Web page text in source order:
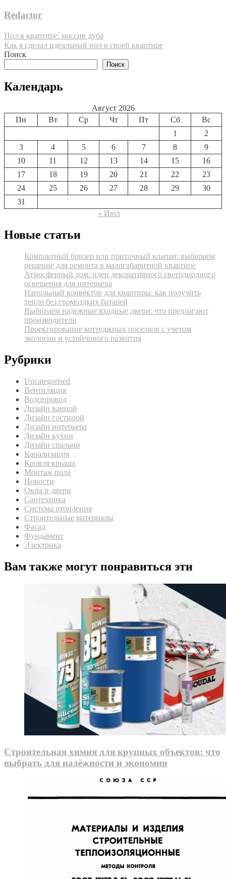
Redactor
Навигация
по
записям
Пол в квартире⁚ массив дуба
Как я сделал идеальный пол в своей квартире
Поиск
Поиск
Календарь
Август 2026
Пн
Вт Ср Чт Пт Сб
Вс
1
2
3
4 5 6 7 8
9
10
11 12 13 14 15
16
17
18 19 20 21 22
23
24
25 26 27 28 29
30
31
« Июл
Новые статьи
Компактный бризер или приточный клапан: выбираем
решение для ремонта в малогабаритной квартире
Атмосферный дом: идеи декоративного светодиодного
освещения для интерьера
Напольный конвектор для квартиры: как получить
тепло без громоздких батарей
Выбираем надежные входные двери: что предлагают
производители
Проектирование коттеджных поселков с учетом
экологии и устойчивого развития
Рубрики
Uncategorised
Вентиляция
Водопровод
Дизайн ванной
Дизайн гостиной
Дизайн интерьера
Дизайн кухни
Дизайн спальни
Канализация
Кровля крыши
Монтаж пола
Новости
Окна и двери
Сантехника
Система отопления
Строительные материалы
Фасад
Фундамент
Электрика
Вам также могут понравиться эти
Строительная химия для крупных объектов: что
выбрать для надёжности и экономии